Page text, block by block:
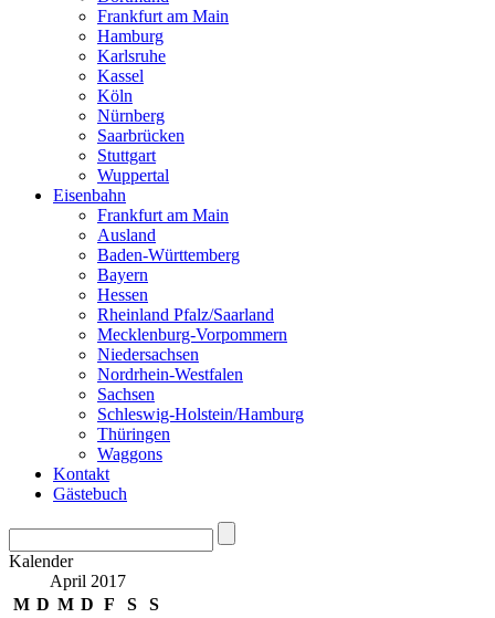
Frankfurt am Main
Hamburg
Karlsruhe
Kassel
Köln
Nürnberg
Saarbrücken
Stuttgart
Wuppertal
Eisenbahn
Frankfurt am Main
Ausland
Baden-Württemberg
Bayern
Hessen
Rheinland Pfalz/Saarland
Mecklenburg-Vorpommern
Niedersachsen
Nordrhein-Westfalen
Sachsen
Schleswig-Holstein/Hamburg
Thüringen
Waggons
Kontakt
Gästebuch
Kalender
April 2017
M D M D F S
S